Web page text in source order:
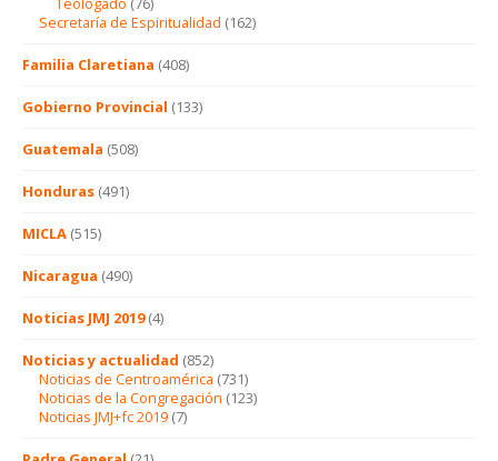
Secretaría de Espiritualidad (162)
Familia Claretiana (408)
Gobierno Provincial (133)
Guatemala (508)
Honduras (491)
MICLA (515)
Nicaragua (490)
Noticias JMJ 2019(4)
Noticias y actualidad (852)
Noticias de Centroamérica (731)
Noticias de la Congregación (123)
Noticias JMJ+fc 2019 (7)